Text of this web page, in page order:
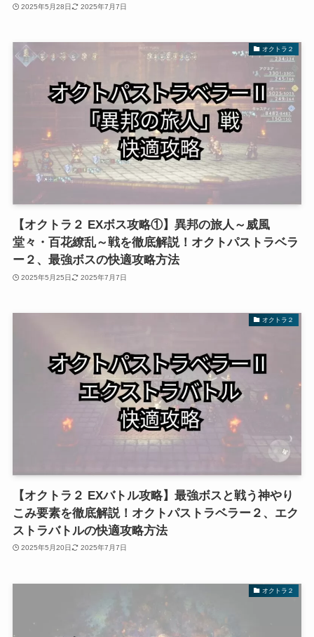
2025年5月28日 2025年7月7日
オクトラ２
【オクトラ２ EXボス攻略①】異邦の旅人～威風
堂々・百花繚乱～戦を徹底解説！オクトパストラベラ
ー２、最強ボスの快適攻略方法
2025年5月25日 2025年7月7日
オクトラ２
【オクトラ２ EXバトル攻略】最強ボスと戦う神やり
こみ要素を徹底解説！オクトパストラベラー２、エク
ストラバトルの快適攻略方法
2025年5月20日 2025年7月7日
オクトラ２